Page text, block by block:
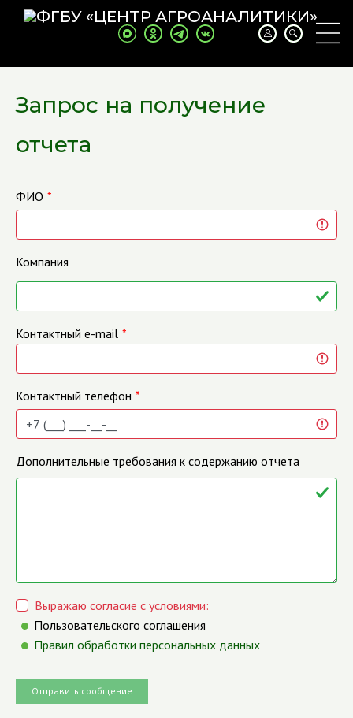
Запрос на получение
отчета
ФИО
Компания
Контактный e-mail
Контактный телефон
Дополнительные требования к содержанию отчета
Выражаю согласие с условиями:
Пользовательского соглашения
Правил обработки персональных данных